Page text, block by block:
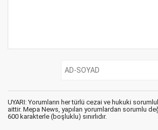
UYARI: Yorumların her türlü cezai ve hukuki
aittir. Mepa News, yapılan yorumlardan sorumlu
600 karakterle (boşluklu) sınırlıdır.